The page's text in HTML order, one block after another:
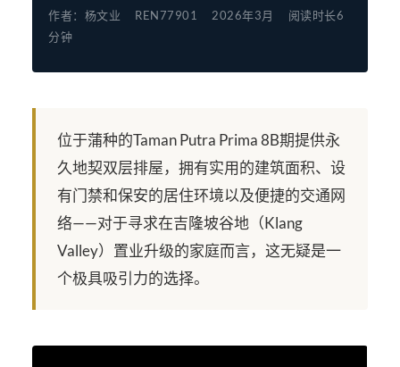
作者：杨文业 REN77901 2026年3月
阅读时长6
分钟
位于蒲种的Taman Putra Prima 8B期提供永
久地契双层排屋，拥有实用的建筑面积、设
有门禁和保安的居住环境以及便捷的交通网
络——对于寻求在吉隆坡谷地（Klang
Valley）置业升级的家庭而言，这无疑是一
个极具吸引力的选择。